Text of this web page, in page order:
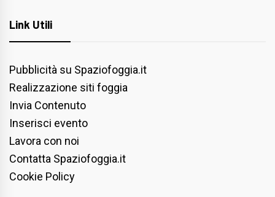
Link Utili
Pubblicità su Spaziofoggia.it
Realizzazione siti foggia
Invia Contenuto
Inserisci evento
Lavora con noi
Contatta Spaziofoggia.it
Cookie Policy